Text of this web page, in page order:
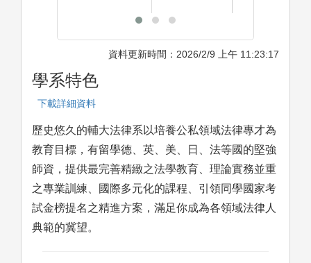
資料更新時間：2026/2/9 上午 11:23:17
學系特色
下載詳細資料
歷史悠久的輔大法律系以培養公私領域法律專才為
教育目標，有留學德、英、美、日、法等國的堅強
師資，提供最完善精緻之法學教育、理論實務並重
之專業訓練、國際多元化的課程、引領同學國家考
試金榜提名之精進方案，滿足你成為各領域法律人
典範的冀望。